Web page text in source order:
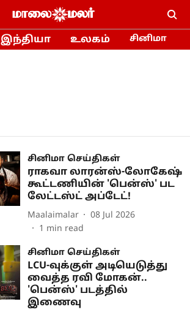
இந்தியா உலகம் சினிமா
சினிமா செய்திகள்
ராகவா லாரன்ஸ்-லோகேஷ்
கூட்டணியின் 'பென்ஸ்' பட
லேட்டஸ்ட் அப்டேட்!
Maalaimalar
08 Jul 2026
1 min read
சினிமா செய்திகள்
LCU-வுக்குள் அடியெடுத்து
வைத்த ரவி மோகன்..
'பென்ஸ்' படத்தில்
இணைவு